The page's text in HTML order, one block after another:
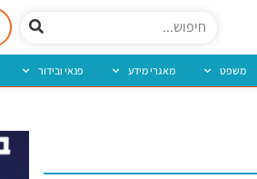
משפט מאגרי מידע פנאי ובידור